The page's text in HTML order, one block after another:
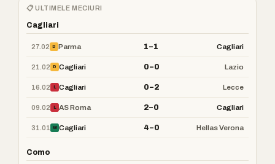
📋 ULTIMELE MECIURI
Cagliari
27.02 D Parma 1–1 Cagliari
21.02 D Cagliari 0–0 Lazio
16.02 L Cagliari 0–2 Lecce
09.02 L AS Roma 2–0 Cagliari
31.01 W Cagliari 4–0 Hellas Verona
Como